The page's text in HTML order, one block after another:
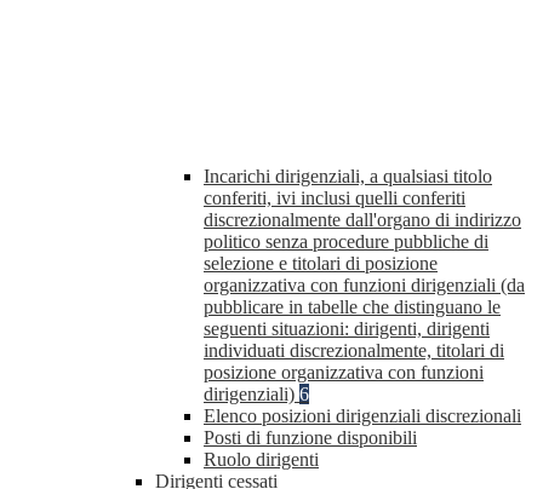
Incarichi dirigenziali, a qualsiasi titolo
conferiti, ivi inclusi quelli conferiti
discrezionalmente dall'organo di indirizzo
politico senza procedure pubbliche di
selezione e titolari di posizione
organizzativa con funzioni dirigenziali (da
pubblicare in tabelle che distinguano le
seguenti situazioni: dirigenti, dirigenti
individuati discrezionalmente, titolari di
posizione organizzativa con funzioni
dirigenziali) 6
Elenco posizioni dirigenziali discrezionali
Posti di funzione disponibili
Ruolo dirigenti
Dirigenti cessati